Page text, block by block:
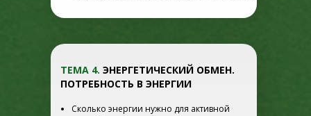
ТЕМА 4. ЭНЕРГЕТИЧЕСКИЙ ОБМЕН.
ПОТРЕБНОСТЬ В ЭНЕРГИИ
Сколько энергии нужно для активной